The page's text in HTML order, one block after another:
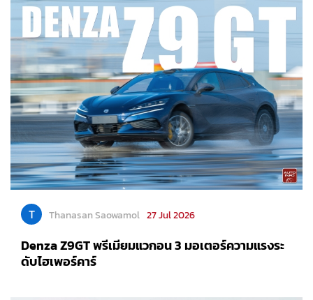
T Thanasan Saowamol 27 Jul 2026
Denza Z9GT พรีเมียมแวกอน 3 มอเตอร์ความแรงระ
ดับไฮเพอร์คาร์